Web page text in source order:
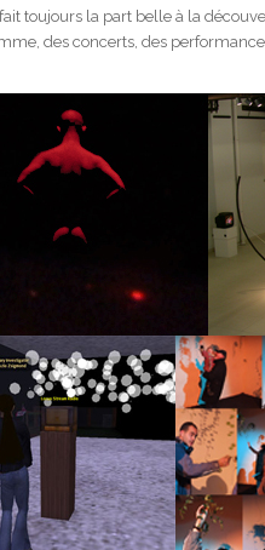
toujours la part belle à la
des concerts, des